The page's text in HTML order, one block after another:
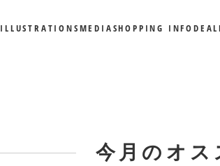
ILLUSTRATIONSMEDIASHOPPING INFO
今月のオス